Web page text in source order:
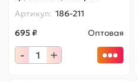
Артикул: 186-211
695 ₽
Оптовая
- +